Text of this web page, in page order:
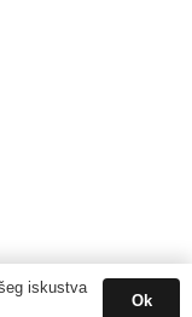
iskustva
Ok